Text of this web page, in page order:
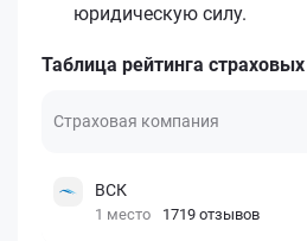
юридическую силу.
Таблица рейтинга
Страховая компания
ВСК
1 место 1719 отзывов